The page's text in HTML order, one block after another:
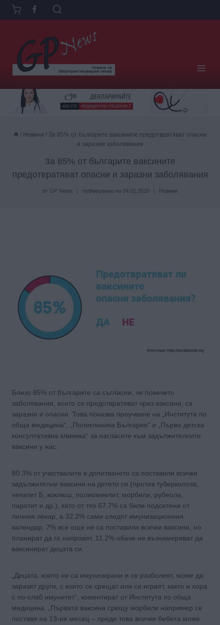
Към
съдържанието
/ Новини / За 85% от българите ваксините предотвратяват опасни
и заразни заболявания
За 85% от българите ваксините
предотвратяват опасни и заразни заболявания
от GP News публикувано на 04.02.2020 Новини
Близо 85% от българите са съгласни, че повечето
заболявания, които се предотвратяват чрез ваксини, са
заразни и опасни. Това показва проучване на „Института по
обща медицина“, „Поликлиника България“ и „Първа детска
консултативна клиника“ за нагласите към задължителните
ваксини у нас.
80.3% от участвалите в допитването са поставили всички
задължителни ваксини на детето си (против туберколоза,
хепатит Б, коклюш, полиомиелит, морбили, рубеола,
паротит и др.), като от тях 67.7% са били подсетени от
личния лекар, а 32.2% сами следят имунизационния
календар. 7% все още не са поставили всички ваксини, но
планират да го направят. 11.2% обаче не възнамеряват да
ваксинират децата си.
„Децата, които не са имунизирани и се разболеят, може да
заразят други, с които се срещат или си играят, както и хора
с по-слаб имунитет“, коментират от Института по обща
медицина. „Първата ваксина срещу морбили например се
поставя на 13-ия месец – преди това всички бебета може